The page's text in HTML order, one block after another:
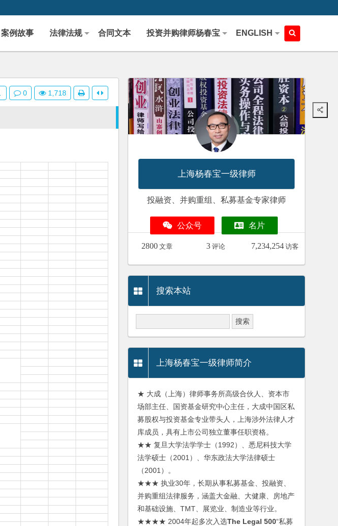
案例故事 法律法规 合同文本 投资并购律师杨春宝 ENGLISH
0 1,718
上海杨春宝一级律师
投融资、并购重组、私募基金专家律师
公众号 名片
2800 文章 3 评论 7,234,254 访客
搜索本站
上海杨春宝一级律师简介
★ 大成（上海）律师事务所高级合伙人、资本市
场部主任、国资基金研究中心主任，大成中国区私
募股权与投资基金专业带头人，上海涉外法律人才
库成员，具有上市公司独立董事任职资格。
★★ 复旦大学法学学士（1992）、悉尼科技大学
法学硕士（2001）、华东政法大学法律硕士
（2001）。
★★★ 执业30年，长期从事私募基金、投融资、
并购重组法律服务，涵盖大金融、大健康、房地产
和基础设施、TMT、展览业、制造业等行业。
★★★★ 2004年起多次入选The Legal 500“私募